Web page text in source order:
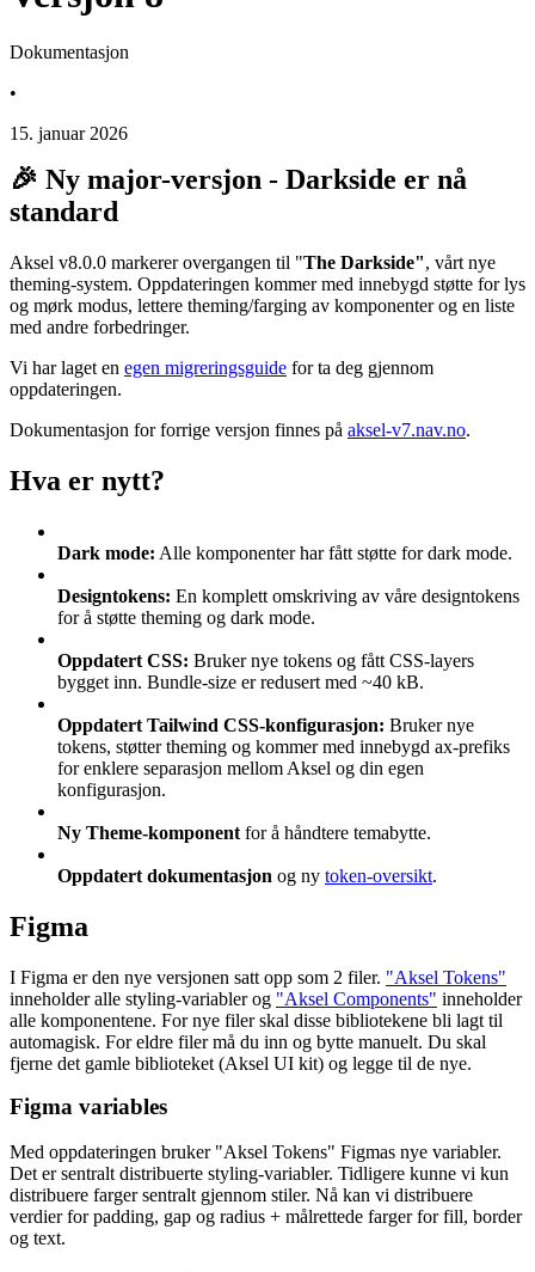
Dokumentasjon
•
15. januar 2026
🎉 Ny major-versjon - Darkside er nå
standard
Aksel v8.0.0 markerer overgangen til "The Darkside", vårt nye
theming-system. Oppdateringen kommer med innebygd støtte for lys
og mørk modus, lettere theming/farging av komponenter og en liste
med andre forbedringer.
Vi har laget en egen migreringsguide for ta deg gjennom
oppdateringen.
Dokumentasjon for forrige versjon finnes på aksel-v7.nav.no.
Hva er nytt?
Dark mode: Alle komponenter har fått støtte for dark mode.
Designtokens: En komplett omskriving av våre designtokens
for å støtte theming og dark mode.
Oppdatert CSS: Bruker nye tokens og fått CSS-layers
bygget inn. Bundle-size er redusert med ~40 kB.
Oppdatert Tailwind CSS-konfigurasjon: Bruker nye
tokens, støtter theming og kommer med innebygd ax-prefiks
for enklere separasjon mellom Aksel og din egen
konfigurasjon.
Ny Theme-komponent for å håndtere temabytte.
Oppdatert dokumentasjon og ny token-oversikt.
Figma
I Figma er den nye versjonen satt opp som 2 filer. "Aksel Tokens"
inneholder alle styling-variabler og "Aksel Components" inneholder
alle komponentene. For nye filer skal disse bibliotekene bli lagt til
automagisk. For eldre filer må du inn og bytte manuelt. Du skal
fjerne det gamle biblioteket (Aksel UI kit) og legge til de nye.
Figma variables
Med oppdateringen bruker "Aksel Tokens" Figmas nye variabler.
Det er sentralt distribuerte styling-variabler. Tidligere kunne vi kun
distribuere farger sentralt gjennom stiler. Nå kan vi distribuere
verdier for padding, gap og radius + målrettede farger for fill, border
og text.